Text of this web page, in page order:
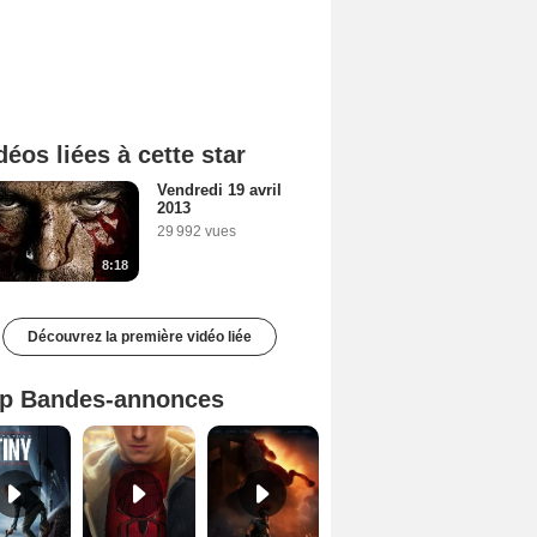
liées à cette star
8:18
Vendredi 19 avril
2013
29 992 vues
Découvrez la première vidéo liée
Bandes-annonces
Mutiny Bande-annonce VO STFR Spider-Man: Brand New Day Bande-annonce VO STFR